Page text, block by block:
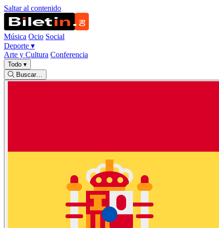
Saltar al contenido
Música Ocio Social
Deporte ▾
Arte y Cultura Conferencia
Todo ▾
Buscar…